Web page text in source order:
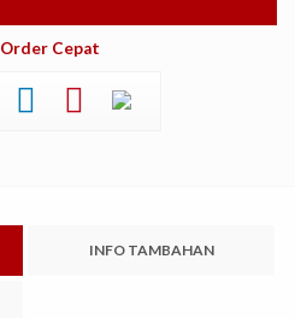
Order Cepat
INFO TAMBAHAN